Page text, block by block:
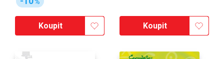
%
Koupit Koupit